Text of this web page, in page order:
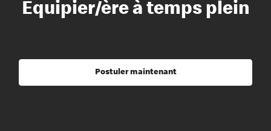
Équipier/ère à temps plein
Postuler maintenant